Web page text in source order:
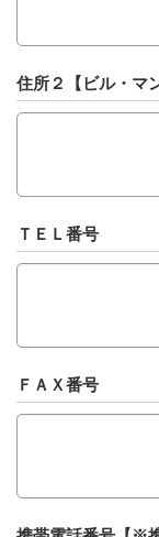
住所２【ビル・マ
ＴＥＬ番号
ＦＡＸ番号